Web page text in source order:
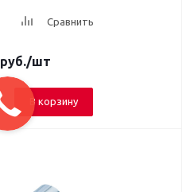
Сравнить
руб./шт
В корзину